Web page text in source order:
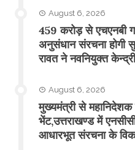
August 6, 2026
459 करोड़ से एचएनबी
अनुसंधान संरचना होगी
रावत ने नवनियुक्त
August 6, 2026
मुख्यमंत्री से महानिदेशक
भेंट,उत्तराखण्ड में
आधारभूत संरचना के